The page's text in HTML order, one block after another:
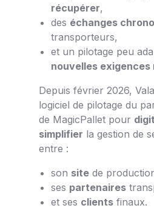
récupérer,
des échanges
transporteurs,
et un pilotage peu
nouvelles
Depuis février 2026,
logiciel de pilotage du
de MagicPallet pour
simplifier la gestion de
entre :
son site de
ses partenaires
et ses clients finaux.